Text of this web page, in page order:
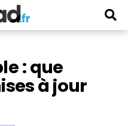
: que
à jour